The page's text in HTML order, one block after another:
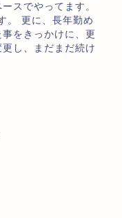
スでやってます。
。 更に、長年勤め
をきっかけに、更
し、まだまだ続け